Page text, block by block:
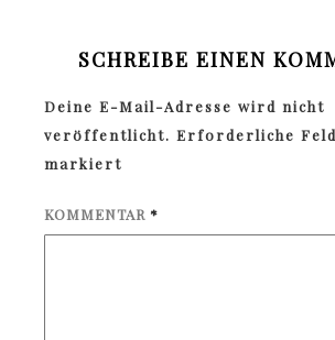
SCHREIBE EINEN
Deine E-Mail-Adresse wird nicht
veröffentlicht. Erforderliche
markiert
KOMMENTAR *